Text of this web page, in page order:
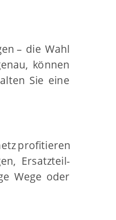
– die Wahl
können
Sie eine
profitieren
Ersatzteil-
Wege oder